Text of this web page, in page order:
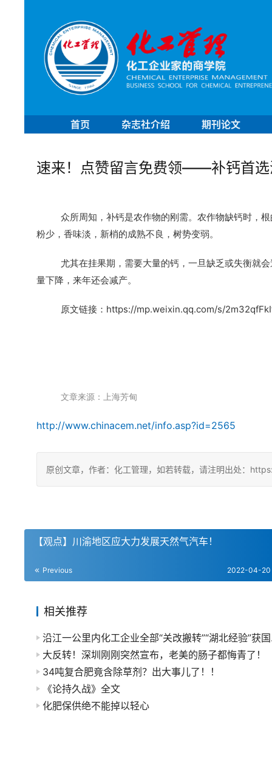
首页 杂志社介绍 期刊论文
速来！点赞留言免费领——补钙首选
众所周知，补钙是农作物的刚需。农作物缺钙时，
粉少，香味淡，新梢的成熟不良，树势变弱。
尤其在挂果期，需要大量的钙，一旦缺乏或失衡就
量下降，来年还会减产。
原文链接：https://mp.weixin.qq.com/s/
文章来源：上海芳甸
http://www.chinacem.net/info.asp?id=2565
原创文章，作者：化工管理，如若转载，请注明出处：
【观点】川渝地区应大力发展天然气汽车！
Previous 2022-04-20
相关推荐
沿江
大反转！深圳刚刚突然宣布，老美的肠子都悔青了！
34吨复合肥竟含除草剂？出大事儿了！！
《论持久战》全文
化肥保供绝不能掉以轻心